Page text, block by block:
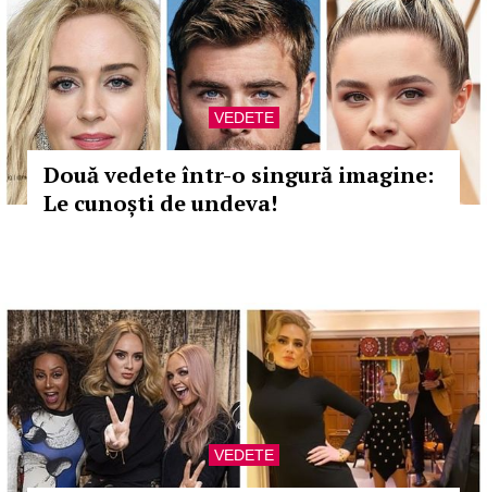
VEDETE
Două vedete într-o singură imagine:
Le cunoști de undeva!
VEDETE